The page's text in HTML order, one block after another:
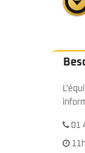
01